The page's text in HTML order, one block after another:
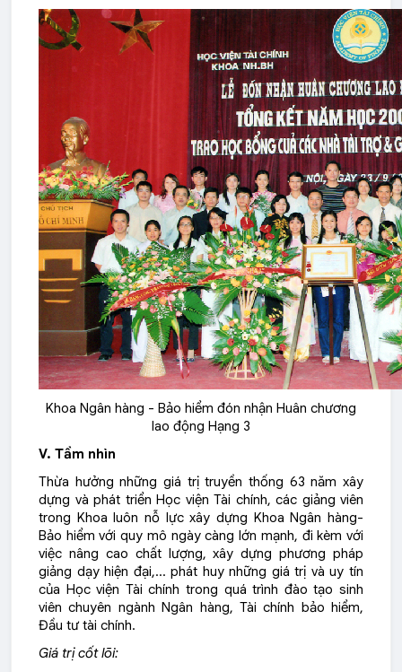
Khoa Ngân hàng - Bảo hiểm đón nhận Huân chương
lao động Hạng 3
V. Tầm nhìn
Thừa hưởng những giá trị truyền thống 63 năm xây
dựng và phát triển Học viện Tài chính, các giảng viên
trong Khoa luôn nỗ lực xây dựng Khoa Ngân hàng-
Bảo hiểm với quy mô ngày càng lớn mạnh, đi kèm với
việc nâng cao chất lượng, xây dựng phương pháp
giảng dạy hiện đại,… phát huy những giá trị và uy tín
của Học viện Tài chính trong quá trình đào tạo sinh
viên chuyên ngành Ngân hàng, Tài chính bảo hiểm,
Đầu tư tài chính.
Giá trị cốt lõi: